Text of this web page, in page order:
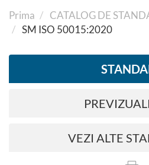
Prima
CATALOG DE
SM ISO 50015:2020
VEZI ALTE